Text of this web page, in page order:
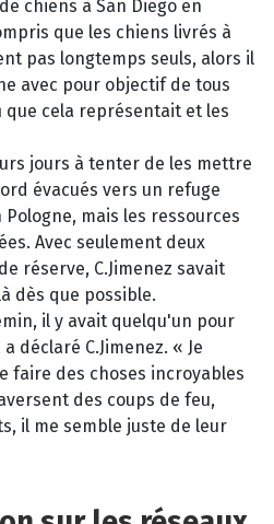
chiens à San Diego en
que les chiens livrés à
pas longtemps seuls, alors il
avec pour objectif de tous
que cela représentait et les
jours à tenter de les mettre
évacués vers un refuge
mais les ressources
Avec seulement deux
réserve, C.Jimenez savait
dès que possible.
il y avait quelqu'un pour
déclaré C.Jimenez. « Je
faire des choses incroyables
des coups de feu,
il me semble juste de leur